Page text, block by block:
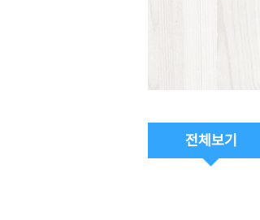
전체보기